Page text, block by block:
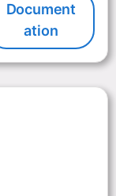
Document
ation